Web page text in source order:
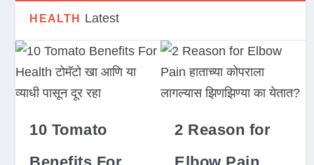
HEALTH Latest
10 Tomato
2 Reason for